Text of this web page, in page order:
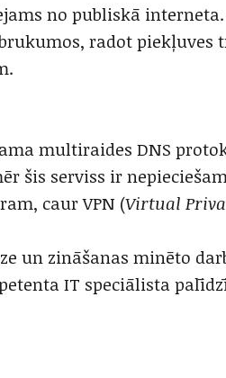
no publiskā
radot
multiraides DNS
šis serviss ir
caur VPN (Virtual
un zināšanas minēto
IT speciālista